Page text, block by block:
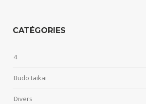
CATÉGORIES
4
Budo taikai
Divers